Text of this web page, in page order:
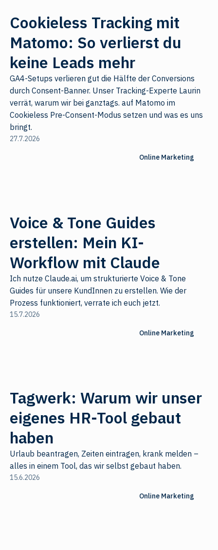
Cookieless Tracking mit
Matomo: So verlierst du
keine Leads mehr
GA4-Setups verlieren gut die Hälfte der Conversions
durch Consent-Banner. Unser Tracking-Experte Laurin
verrät, warum wir bei ganztags. auf Matomo im
Cookieless Pre-Consent-Modus setzen und was es uns
bringt.
27.7.2026
Online Marketing
Voice & Tone Guides
erstellen: Mein KI-
Workflow mit Claude
Ich nutze Claude.ai, um strukturierte Voice & Tone
Guides für unsere KundInnen zu erstellen. Wie der
Prozess funktioniert, verrate ich euch jetzt.
15.7.2026
Online Marketing
Tagwerk: Warum wir unser
eigenes HR-Tool gebaut
haben
Urlaub beantragen, Zeiten eintragen, krank melden –
alles in einem Tool, das wir selbst gebaut haben.
15.6.2026
Online Marketing